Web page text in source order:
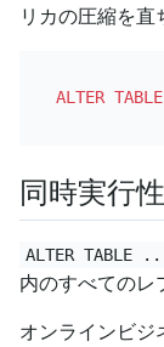
リカの圧縮を直
ALTER TABLE
同時実行性
ALTER TABLE
内のすべてのレ
オンラインビジ